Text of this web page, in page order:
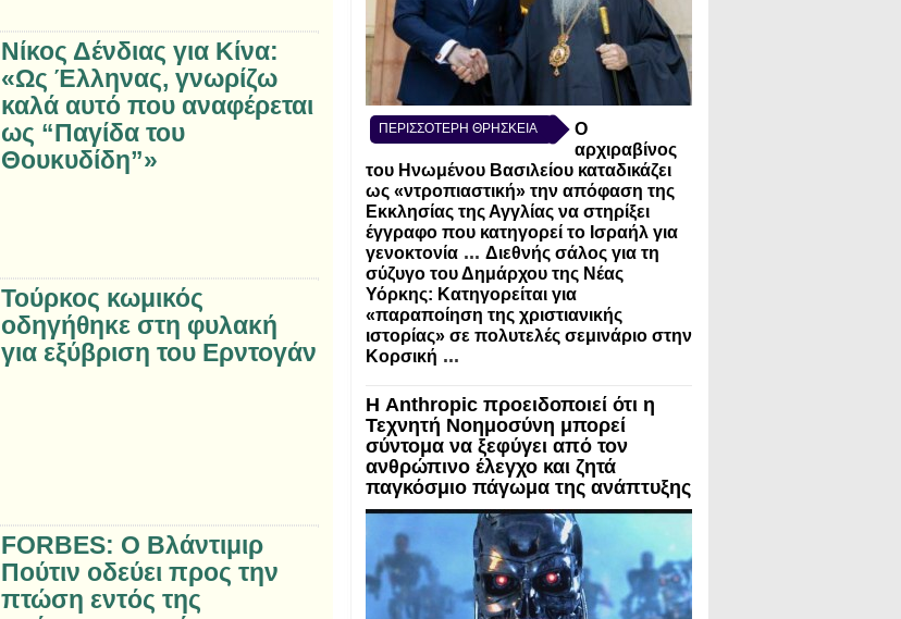
ΠΕΡΙΣΣΟΤΕΡΗ ΘΡΗΣΚΕΙΑ
Ο
αρχιραβίνος
του Ηνωμένου Βασιλείου καταδικάζει
ως «ντροπιαστική» την απόφαση της
Εκκλησίας της Αγγλίας να στηρίξει
έγγραφο που κατηγορεί το Ισραήλ για
γενοκτονία ... Διεθνής σάλος για τη
σύζυγο του Δημάρχου της Νέας
Υόρκης: Κατηγορείται για
«παραποίηση της χριστιανικής
ιστορίας» σε πολυτελές σεμινάριο στην
Κορσική ...
Η Anthropic προειδοποιεί ότι η
Τεχνητή Νοημοσύνη μπορεί
σύντομα να ξεφύγει από τον
ανθρώπινο έλεγχο και ζητά
παγκόσμιο πάγωμα της ανάπτυξης
Νίκος Δένδιας για Κίνα:
«Ως Έλληνας, γνωρίζω
καλά αυτό που αναφέρεται
ως “Παγίδα του
Θουκυδίδη”»
Τούρκος κωμικός
οδηγήθηκε στη φυλακή
για εξύβριση του Ερντογάν
FORBES: Ο Βλάντιμιρ
Πούτιν οδεύει προς την
πτώση εντός της